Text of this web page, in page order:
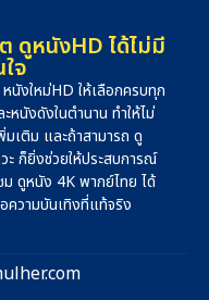
ดูหนังHD ได้ไม่มี
จ
นังใหม่HD ให้เลือกครบทุก
นังดังในตำนาน ทำให้ไม่
มเติม และถ้าสามารถ ดู
ก็ยิ่งช่วยให้ประสบการณ์
ม ดูหนัง 4K พากย์ไทย ได้
ความบันเทิงที่แท้จริง